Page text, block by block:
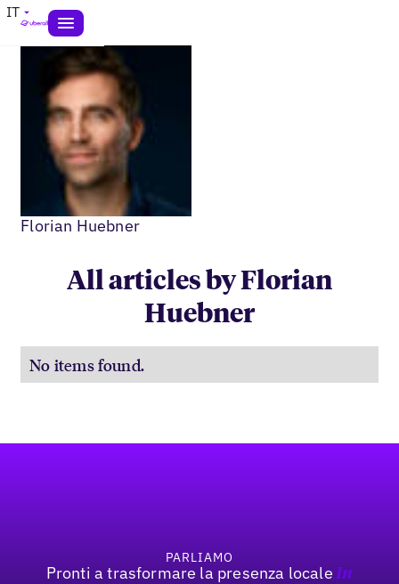
IT
Florian Huebner
All articles by Florian
Huebner
No items found.
PARLIAMO
Pronti a trasformare la presenza locale In